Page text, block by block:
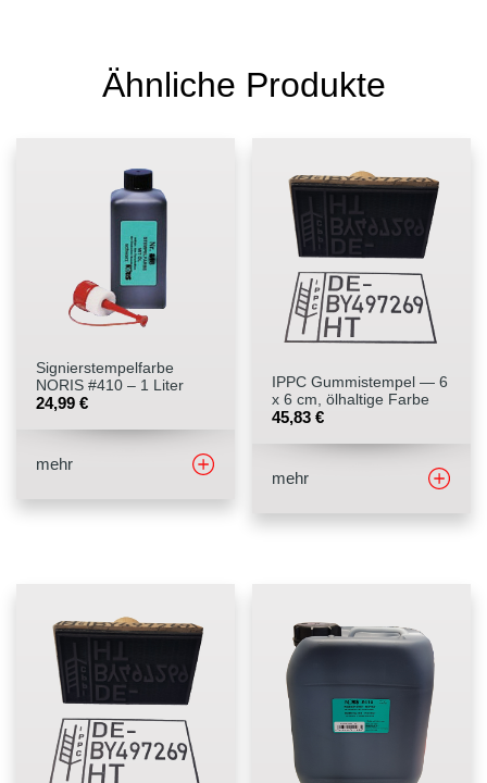
Ähnliche Produkte
Signierstempelfarbe
NORIS #410 – 1 Liter
24,99 €
mehr
IPPC Gummistempel — 6
x 6 cm, ölhaltige Farbe
45,83€
mehr